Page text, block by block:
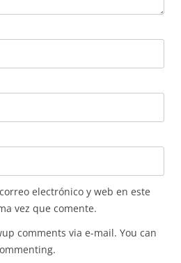
electrónico y web en este
vez que comente.
comments via e-mail. You can